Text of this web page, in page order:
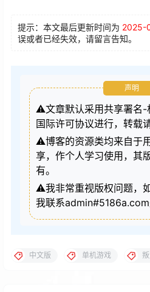
提示：本文最后更新时间为 2025-
误或者已经失效，请留言告知。
声明
⚠️文章默认采用共享署名-
国际许可协议进行，转载
⚠️博客的资源类均来自于
享，作个人学习使用，其
有。
⚠️我非常重视版权问题，
我联系admin#5186a.com
中文版 单机游戏